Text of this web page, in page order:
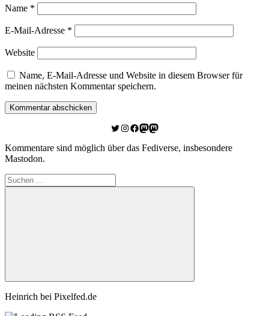
Name *
E-Mail-Adresse *
Website
Name, E-Mail-Adresse und Website in diesem Browser für
meinen nächsten Kommentar speichern.
Twitter
Instagram
Facebook
Link zu Mastodon
Mastodon
Kommentare sind möglich über das Fediverse, insbesondere
Mastodon.
Suchen
nach:
Suchen
Heinrich bei Pixelfed.de